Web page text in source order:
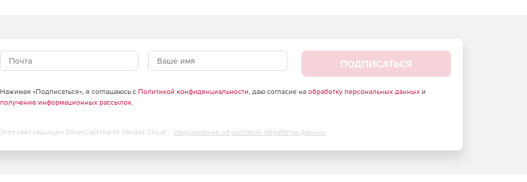
ПОДПИСАТЬСЯ
Нажимая «Подписаться», я соглашаюсь с Политикой конфиденциальности, даю согласие на обработку персональных данныхи
получение информационных рассылок.
Этот сайт защищен SmartCaptcha от Yandex Cloud - Уведомление об условиях обработки данных